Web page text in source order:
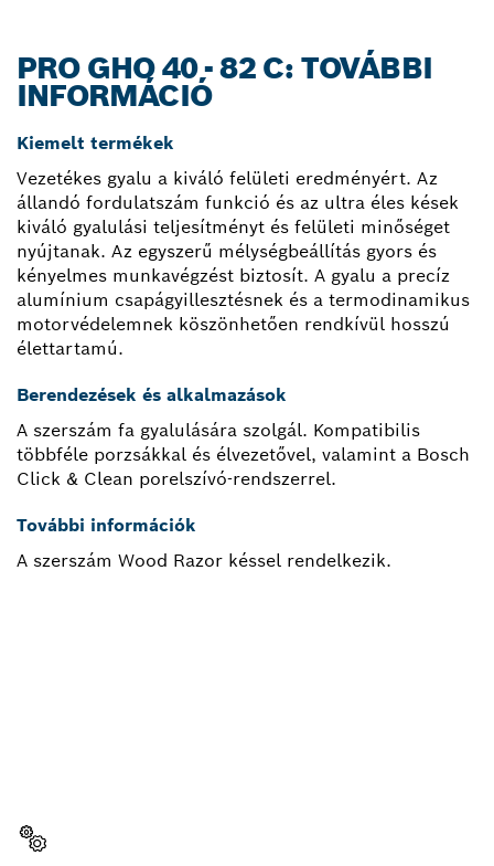
PRO GHO 40 - 82 C: TOVÁBBI
INFORMÁCIÓ
Kiemelt termékek
Vezetékes gyalu a kiváló felületi eredményért. Az
állandó fordulatszám funkció és az ultra éles kések
kiváló gyalulási teljesítményt és felületi minőséget
nyújtanak. Az egyszerű mélységbeállítás gyors és
kényelmes munkavégzést biztosít. A gyalu a precíz
alumínium csapágyillesztésnek és a termodinamikus
motorvédelemnek köszönhetően rendkívül hosszú
élettartamú.
Berendezések és alkalmazások
A szerszám fa gyalulására szolgál. Kompatibilis
többféle porzsákkal és élvezetővel, valamint a Bosch
Click & Clean porelszívó-rendszerrel.
További információk
A szerszám Wood Razor késsel rendelkezik.